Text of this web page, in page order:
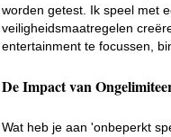
worden getest. Ik speel met
veiligheidsmaatregelen
entertainment te focussen,
De Impact van
Wat heb je aan 'onbeperkt